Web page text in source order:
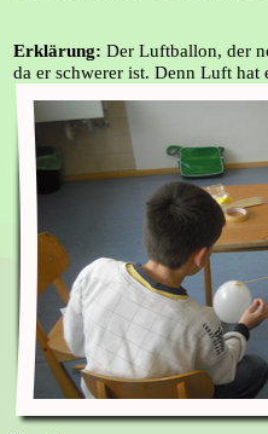
Erklärung: Der Luftballon, der
da er schwerer ist. Denn Luft hat